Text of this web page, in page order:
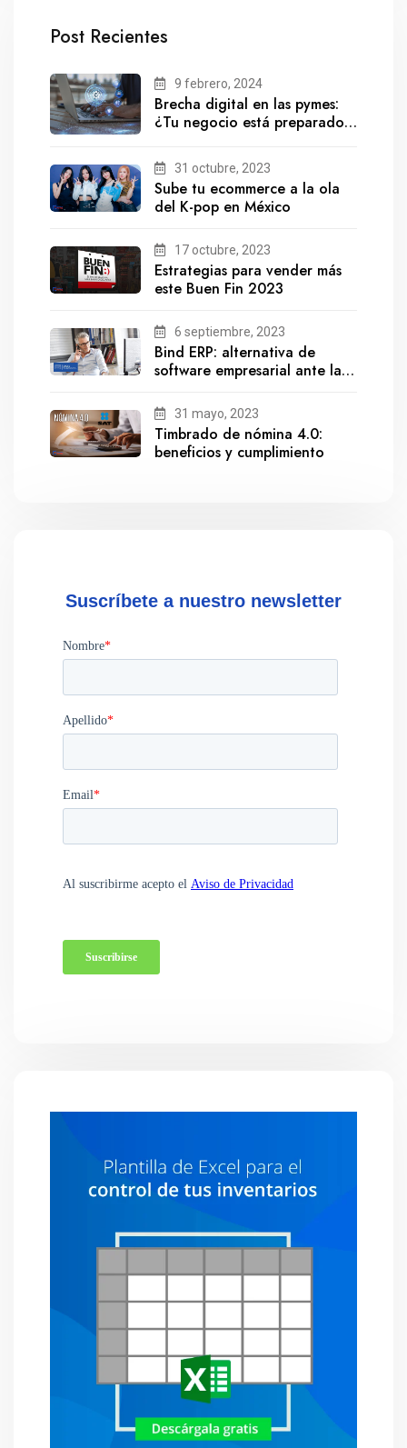
Post Recientes
9 febrero, 2024
Brecha digital en las pymes:
¿Tu negocio está preparado
31 octubre, 2023
Sube tu ecommerce a la ola
del K-pop en México
17 octubre, 2023
Estrategias para vender más
este Buen Fin 2023
6 septiembre, 2023
Bind ERP: alternativa de
software empresarial ante la
31 mayo, 2023
Timbrado de nómina 4.0:
beneficios y cumplimiento
Suscríbete a nuestro newsletter